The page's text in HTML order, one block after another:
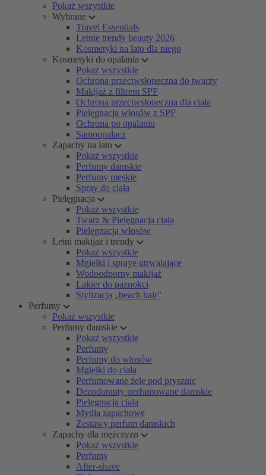
Pokaż wszystkie
Wybrane
Travel Essentials
Letnie trendy beauty 2026
Kosmetyki na lato dla niego
Kosmetyki do opalania
Pokaż wszystkie
Ochrona przeciwsłoneczna do twarzy
Makijaż z filtrem SPF
Ochrona przeciwsłoneczna dla ciała
Pielęgnacja włosów z SPF
Ochrona po opalaniu
Samoopalacz
Zapachy na lato
Pokaż wszystkie
Perfumy damskie
Perfumy męskie
Spray do ciała
Pielęgnacja
Pokaż wszystkie
Twarz & Pielęgnacja ciała
Pielęgnacja włosów
Letni makijaż i trendy
Pokaż wszystkie
Mgiełki i spraye utrwalające
Wodoodporny makijaż
Lakier do paznokci
Stylizacja „beach hair”
Perfumy
Pokaż wszystkie
Perfumy damskie
Pokaż wszystkie
Perfumy
Perfumy do włosów
Mgiełki do ciała
Perfumowane żele pod prysznic
Dezodoranty perfumowane damskie
Pielęgnacja ciała
Mydła zapachowe
Zestawy perfum damskich
Zapachy dla mężczyzn
Pokaż wszystkie
Perfumy
After-shave